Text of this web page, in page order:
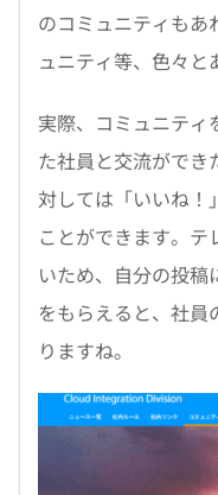
のコミュニティもあ
ュニティ等、色々と
実際、コミュニティ
た社員と交流ができ
対しては「いいね！
ことができます。
いため、自分の投稿
をもらえると、社
りますね。